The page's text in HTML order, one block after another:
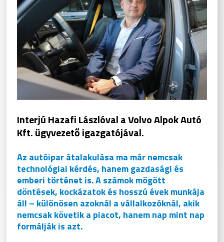
Interjú Hazafi Lászlóval a Volvo Alpok Autó
Kft. ügyvezető igazgatójával.
Az autóipar átalakulása ma már nemcsak
technológiai kérdés, hanem gazdasági és
emberi történet is. A számok mögött
döntések, kockázatok és hosszú évek munkája
áll – különösen azoknál a vállalkozóknál, akik
nemcsak követik a piacot, hanem nap mint nap
formálják is azt.